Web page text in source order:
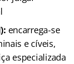
encarrega-se
e cíveis,
especializada